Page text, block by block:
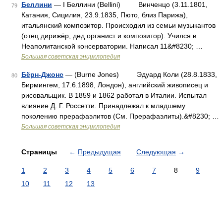
79 Беллини — I Беллини (Bellini) Винченцо (3.11.1801,
Катания, Сицилия, 23.9.1835, Пюто, близ Парижа),
итальянский композитор. Происходил из семьи музыкантов
(отец дирижёр, дед органист и композитор). Учился в
Неаполитанской консерватории. Написал 11&#8230; …
Большая советская энциклопедия
80 Бёрн-Джонс — (Burne Jones) Эдуард Коли (28.8.1833,
Бирмингем, 17.6.1898, Лондон), английский живописец и
рисовальщик. В 1859 и 1862 работал в Италии. Испытал
влияние Д. Г. Россетти. Принадлежал к младшему
поколению прерафаэлитов (См. Прерафаэлиты).&#8230; …
Большая советская энциклопедия
Страницы ← Предыдущая Следующая →
1 2 3 4 5 6 7 8
9
10
11 12 13